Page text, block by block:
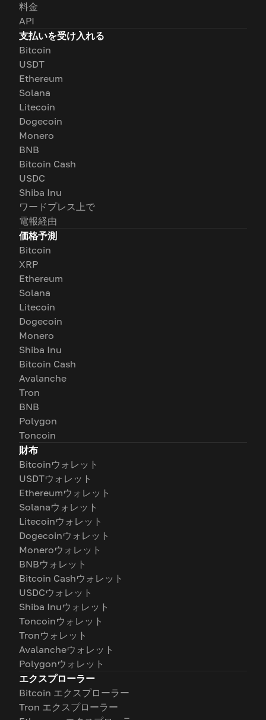
料金
API
支払いを受け入れる
Bitcoin
USDT
Ethereum
Solana
Litecoin
Dogecoin
Monero
BNB
Bitcoin Cash
USDC
Shiba Inu
ワードプレス上で
電報経由
価格予測
Bitcoin
XRP
Ethereum
Solana
Litecoin
Dogecoin
Monero
Shiba Inu
Bitcoin Cash
Avalanche
Tron
BNB
Polygon
Toncoin
財布
Bitcoinウォレット
USDTウォレット
Ethereumウォレット
Solanaウォレット
Litecoinウォレット
Dogecoinウォレット
Moneroウォレット
BNBウォレット
Bitcoin Cashウォレット
USDCウォレット
Shiba Inuウォレット
Toncoinウォレット
Tronウォレット
Avalancheウォレット
Polygonウォレット
エクスプローラー
Bitcoin エクスプローラー
Tron エクスプローラー